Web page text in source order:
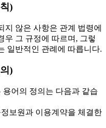
)
지 않은 사항은 관계 법령에
우 그 규정에 따르며, 그렇
일반적인 관례에 따릅니다.
)
어의 정의는 다음과 같습
보원과 이용계약을 체결한